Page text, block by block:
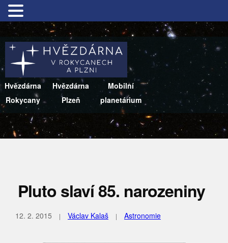
Hvězdárna
Rokycany
Hvězdárna
Plzeň
Mobilní
planetárium
Pluto slaví 85. narozeniny
12. 2. 2015 Václav Kalaš Astronomie